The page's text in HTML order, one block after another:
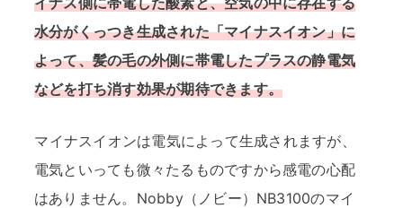
水分がくっつき生成された「マイナスイオン」に
よって、髪の毛の外側に帯電したプラスの静電気
などを打ち消す効果が期待できます。
マイナスイオンは電気によって生成されますが、
電気といっても微々たるものですから感電の心配
はありません。Nobby（ノビー）NB3100のマイ